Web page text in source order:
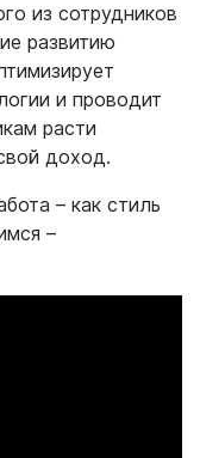
из сотрудников
развитию
и проводит
расти
доход.
– как стиль
–